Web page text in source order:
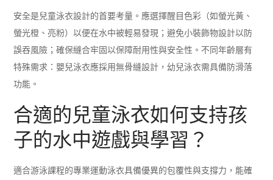
安全是兒童泳衣設計的首要考量。應選擇醒目色彩（如螢光黃、
螢光橙、亮粉）以便在水中被輕易發現；避免小裝飾物設計以防
誤吞風險；確保縫合牢固以保障耐用性與安全性。不同年齡層有
特殊需求：嬰兒泳衣應採用無骨縫設計，幼兒泳衣需具備防滑落
功能。
合適的兒童泳衣如何支持孩
子的水中遊戲與學習？
適合游泳課程的專業運動泳衣具備優異的包覆性與支撐力，能確